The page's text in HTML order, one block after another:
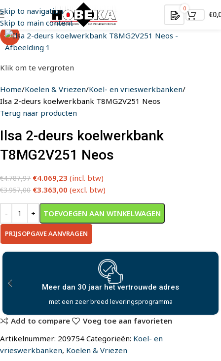
Skip to navigation
Skip to main content
0
€
-15%
Klik om te vergroten
Home Koelen & Vriezen Koel- en vrieswerkbanken
Ilsa 2-deurs koelwerkbank T8MG2V251 Neos
Terug naar producten
Ilsa 2-deurs koelwerkbank
T8MG2V251 Neos
€4.787,97 €4.069,23 (incl. btw)
€3.957,00 €3.363,00 (excl. btw)
TOEVOEGEN AAN WINKELWAGEN
PRIJSOPGAVE AANVRAGEN
Alternative:
jaar het vertrouwde adres
breed leveringsprogramma
Add to compare
Voeg toe aan favorieten
Artikelnummer: 209754 Categorieën: Koel- en
vrieswerkbanken, Koelen & Vriezen